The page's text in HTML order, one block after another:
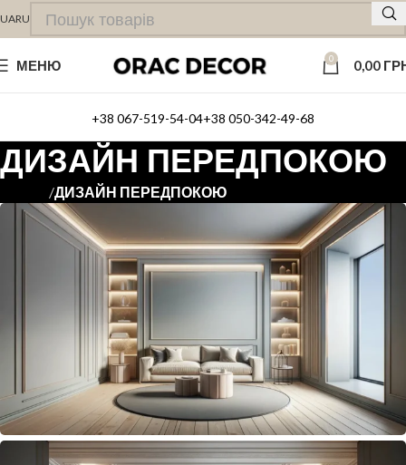
UARU
МЕНЮ 0 0,00
+38 067-519-54-04+38 050-342-49-68
ДИЗАЙН ПЕРЕДПОКОЮ
ДИЗАЙН ПЕРЕДПОКОЮ